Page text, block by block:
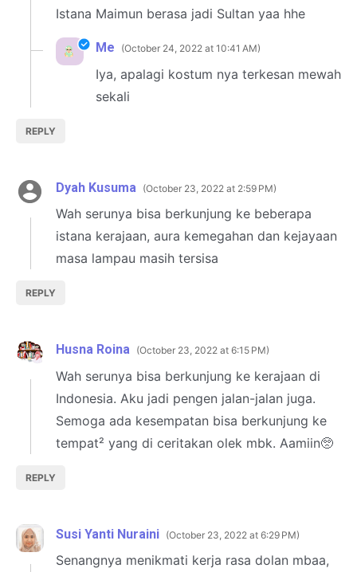
Istana Maimun berasa jadi Sultan yaa hhe
REPLY
Me October 24, 2022 at 10:41 AM
Iya, apalagi kostum nya terkesan mewah
sekali
Dyah Kusuma October 23, 2022 at 2:59 PM
Wah serunya bisa berkunjung ke beberapa
istana kerajaan, aura kemegahan dan kejayaan
masa lampau masih tersisa
REPLY
Husna Roina October 23, 2022 at 6:15 PM
Wah serunya bisa berkunjung ke kerajaan di
Indonesia. Aku jadi pengen jalan-jalan juga.
Semoga ada kesempatan bisa berkunjung ke
tempat² yang di ceritakan olek mbk. Aamiin🥺
REPLY
Susi Yanti Nuraini October 23, 2022 at 6:29 PM
Senangnya menikmati kerja rasa dolan mbaa,